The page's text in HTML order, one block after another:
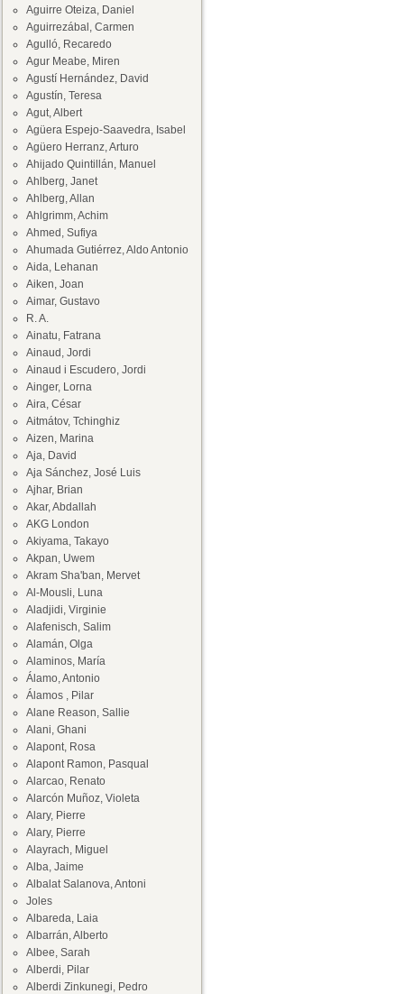
Aguirre Oteiza, Daniel
Aguirrezábal, Carmen
Agulló, Recaredo
Agur Meabe, Miren
Agustí Hernández, David
Agustín, Teresa
Agut, Albert
Agüera Espejo-Saavedra, Isabel
Agüero Herranz, Arturo
Ahijado Quintillán, Manuel
Ahlberg, Janet
Ahlberg, Allan
Ahlgrimm, Achim
Ahmed, Sufiya
Ahumada Gutiérrez, Aldo Antonio
Aida, Lehanan
Aiken, Joan
Aimar, Gustavo
R. A.
Ainatu, Fatrana
Ainaud, Jordi
Ainaud i Escudero, Jordi
Ainger, Lorna
Aira, César
Aitmátov, Tchinghiz
Aizen, Marina
Aja, David
Aja Sánchez, José Luis
Ajhar, Brian
Akar, Abdallah
AKG London
Akiyama, Takayo
Akpan, Uwem
Akram Sha'ban, Mervet
Al-Mousli, Luna
Aladjidi, Virginie
Alafenisch, Salim
Alamán, Olga
Alaminos, María
Álamo, Antonio
Álamos , Pilar
Alane Reason, Sallie
Alani, Ghani
Alapont, Rosa
Alapont Ramon, Pasqual
Alarcao, Renato
Alarcón Muñoz, Violeta
Alary, Pierre
Alary, Pierre
Alayrach, Miguel
Alba, Jaime
Albalat Salanova, Antoni
Joles
Albareda, Laia
Albarrán, Alberto
Albee, Sarah
Alberdi, Pilar
Alberdi Zinkunegi, Pedro